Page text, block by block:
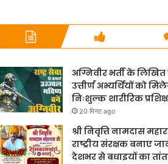
अग्निवीर भर्ती के लिखित
उत्तीर्ण अभ्यर्थियों को
निःशुल्क शारीरिक
20 मिनट ago
श्री निवृत्ति नामदास
राष्ट्रीय संरक्षक बनाए
देशभर से बधाइयों का